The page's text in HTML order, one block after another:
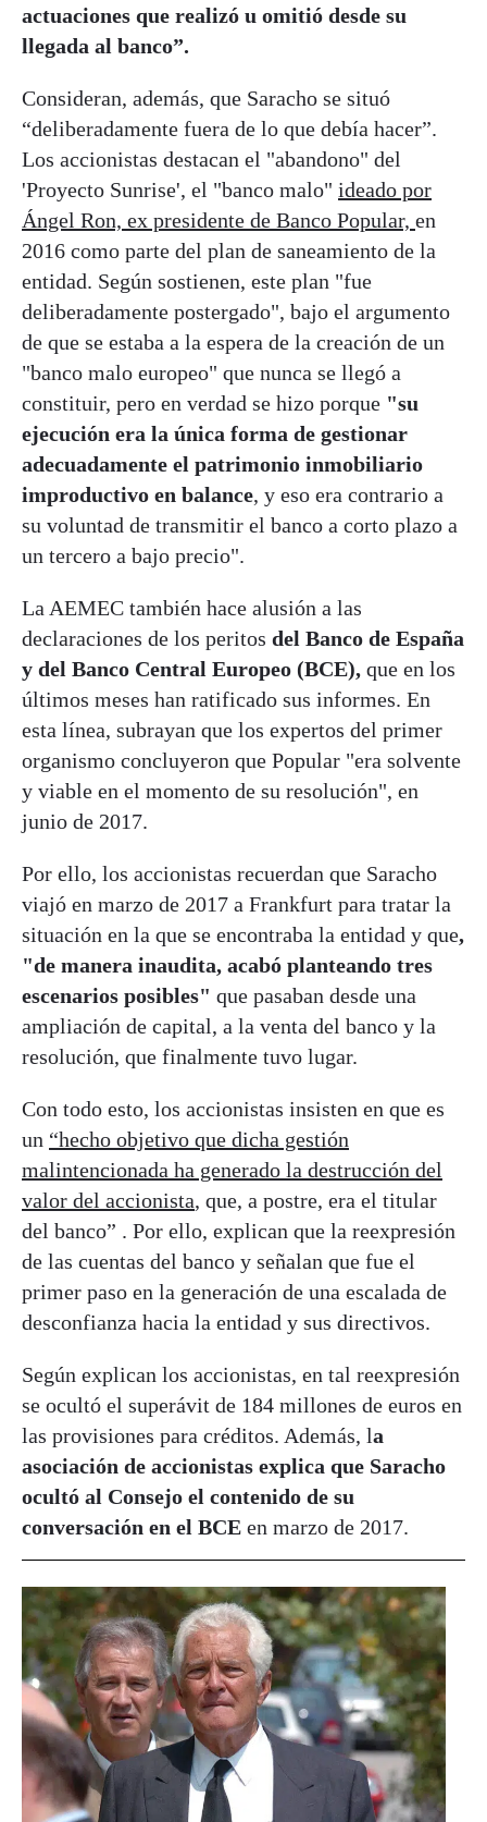
actuaciones que realizó u omitió desde su
llegada al banco”.
Consideran, además, que Saracho se situó
“deliberadamente fuera de lo que debía hacer”.
Los accionistas destacan el "abandono" del
'Proyecto Sunrise', el "banco malo" ideado por
Ángel Ron, ex presidente de Banco Popular, en
2016 como parte del plan de saneamiento de la
entidad. Según sostienen, este plan "fue
deliberadamente postergado", bajo el argumento
de que se estaba a la espera de la creación de un
"banco malo europeo" que nunca se llegó a
constituir, pero en verdad se hizo porque "su
ejecución era la única forma de gestionar
adecuadamente el patrimonio inmobiliario
improductivo en balance, y eso era contrario a
su voluntad de transmitir el banco a corto plazo a
un tercero a bajo precio".
La AEMEC también hace alusión a las
declaraciones de los peritos del Banco de España
y del Banco Central Europeo (BCE), que en los
últimos meses han ratificado sus informes. En
esta línea, subrayan que los expertos del primer
organismo concluyeron que Popular "era solvente
y viable en el momento de su resolución", en
junio de 2017.
Por ello, los accionistas recuerdan que Saracho
viajó en marzo de 2017 a Frankfurt para tratar la
situación en la que se encontraba la entidad y que,
"de manera inaudita, acabó planteando tres
escenarios posibles" que pasaban desde una
ampliación de capital, a la venta del banco y la
resolución, que finalmente tuvo lugar.
Con todo esto, los accionistas insisten en que es
un “hecho objetivo que dicha gestión
malintencionada ha generado la destrucción del
valor del accionista, que, a postre, era el titular
del banco” . Por ello, explican que la reexpresión
de las cuentas del banco y señalan que fue el
primer paso en la generación de una escalada de
desconfianza hacia la entidad y sus directivos.
Según explican los accionistas, en tal reexpresión
se ocultó el superávit de 184 millones de euros en
las provisiones para créditos. Además, la
asociación de accionistas explica que Saracho
ocultó al Consejo el contenido de su
conversación en el BCE en marzo de 2017.